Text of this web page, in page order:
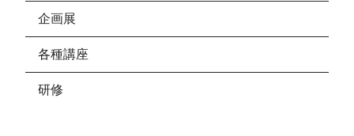
企画展
各種講座
研修